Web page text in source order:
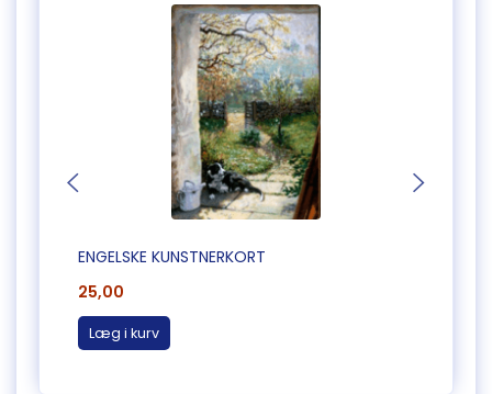
ENGELSKE KUNSTNERKORT
25,00
Læg i kurv